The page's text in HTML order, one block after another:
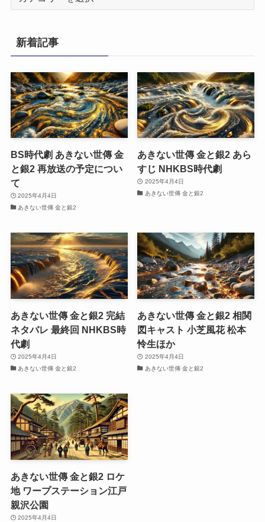
リ
ー
新着記事
BS時代劇 あきない世傳 金
と銀2 再放送の予定につい
て
2025年4月4日
あきない世傳 金と銀2
あきない世傳 金と銀2 あら
すじ NHKBS時代劇
2025年4月4日
あきない世傳 金と銀2
あきない世傳 金と銀2 完結
ネタバレ 最終回 NHKBS時
代劇
2025年4月4日
あきない世傳 金と銀2
あきない世傳 金と銀2 相関
図キャスト 小芝風花 松本
怜生ほか
2025年4月4日
あきない世傳 金と銀2
あきない世傳 金と銀2 ロケ
地 ワープステーション江戸
親沢公園
2025年4月4日